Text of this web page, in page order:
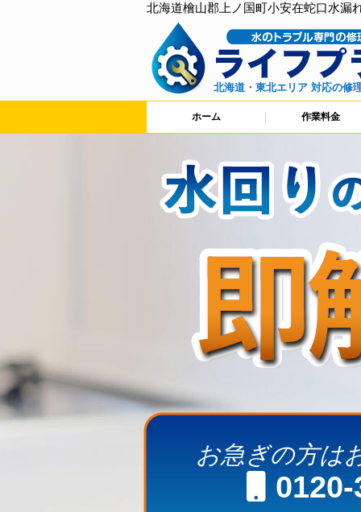
北海道檜山郡上ノ国町小安在蛇口水漏
北海道・東北エリア 対応の修
ホーム 作業料金
お急ぎの方は